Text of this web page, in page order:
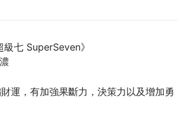
級七 SuperSeven》
運，有加強果斷力，決策力以及增加勇